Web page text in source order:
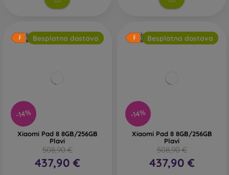
-14%
Besplatna dostava
Xiaomi Pad 8 8GB/256GB
Plavi
508,90 €
437,90 €
-14%
Besplatna dostava
Xiaomi Pad 8 8GB/256GB
Plavi
508,90 €
437,90 €